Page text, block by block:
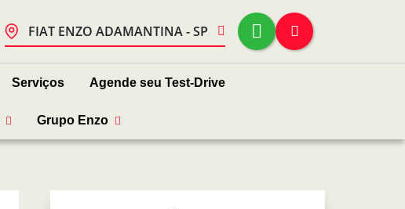
FIAT ENZO ADAMANTINA - SP
Serviços Agende seu Test-Drive
Grupo Enzo